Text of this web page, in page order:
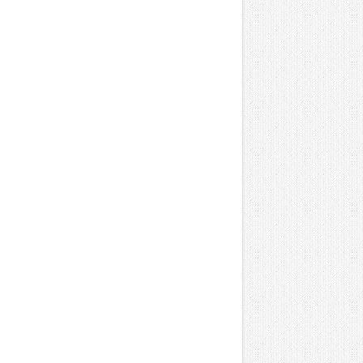
2
XI Circuito Diputacion de Burgos                                                                  Clasificado por vueltas
 12 Ciclocross Medina de Pomar                                            Parque Villacobos 3,000 km
 Elite-Sub23                                                                       17/10/2015 16:45
 Carrera iniciado a 16:47:02

  Pos.        N°   Nombre                                       Clase          PEC Vueltas               Tiempo                    Dif.
   49         50   JOSE ROMERO MANOTAS                          Elite           38   6                 53:39.258           2   Vueltas
   50         47   ALVARO REY PASANDIN                          Elite           39   6                 53:39.648           2   Vueltas
   51         14   VICTOR FERNANDEZ FERNANDEZ                   Elite           40   6                 53:50.414           2   Vueltas
   52         11   JAVIER ENCINAS MÍNGUEZ                       Elite           41   6                 54:21.975           2   Vueltas
   53         54   ÓSCAR SANTAMARÍA MUÑOZ                       Elite           42   6                 54:27.436           2   Vueltas
   54         16   GUILLERMO FERNÁNDEZ LLAMO                    Elite           43   5                 45:00.795           3   Vueltas
   55         94   ANDONI URBIETA ETXEBERRIA                    Sub23           12   5                 45:20.100           3   Vueltas
   56         21   FRANCISCO BAÑA GELA                          Elite           44   5                 45:55.423           3   Vueltas
   57         81   BALTASAR GONZALEZ RODRIGUEZ                  Sub23           13   5                 45:55.675           3   Vueltas
   58         55   VICTOR SASTRE ANDRINO                        Elite           45   5                 45:56.626           3   Vueltas
   59         96   EKAITZ ITURRALDE GORROTXATEGI                Sub23           14   5                 45:57.003           3   Vueltas
   60         92   IVAN RODRIGUEZ PUENTE                        Sub23           15   5                 45:57.478           3   Vueltas
   61         36   MANUEL MARTIN JIMENEZ                        Elite           46   5                 45:57.721           3   Vueltas
   62         19   FELIX FUENTES SANCHEZ                        Elite           47   5                 46:01.296           3   Vueltas
   63         20   FRANCESC GARCIA VILA                         Elite           48   5                 46:18.286           3   Vueltas
   64         86   JON LAINZ ZABALA                             Sub23           16   5                 46:18.962           3   Vueltas
   65         93   AITOR UNZAGA MARTINEZ